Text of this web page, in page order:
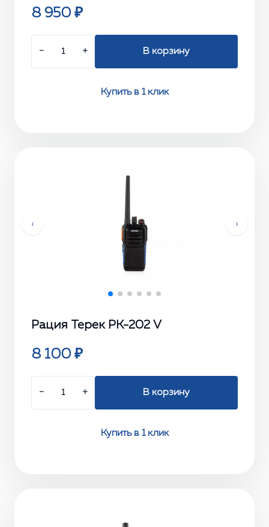
8 950 ₽
− + В корзину
Купить в 1 клик
‹ ›
Рация Терек РК-202 V
8 100 ₽
− + В корзину
Купить в 1 клик